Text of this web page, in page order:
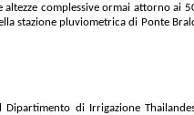
complessive ormai attorno ai
stazione pluviometrica di Ponte
di Irrigazione